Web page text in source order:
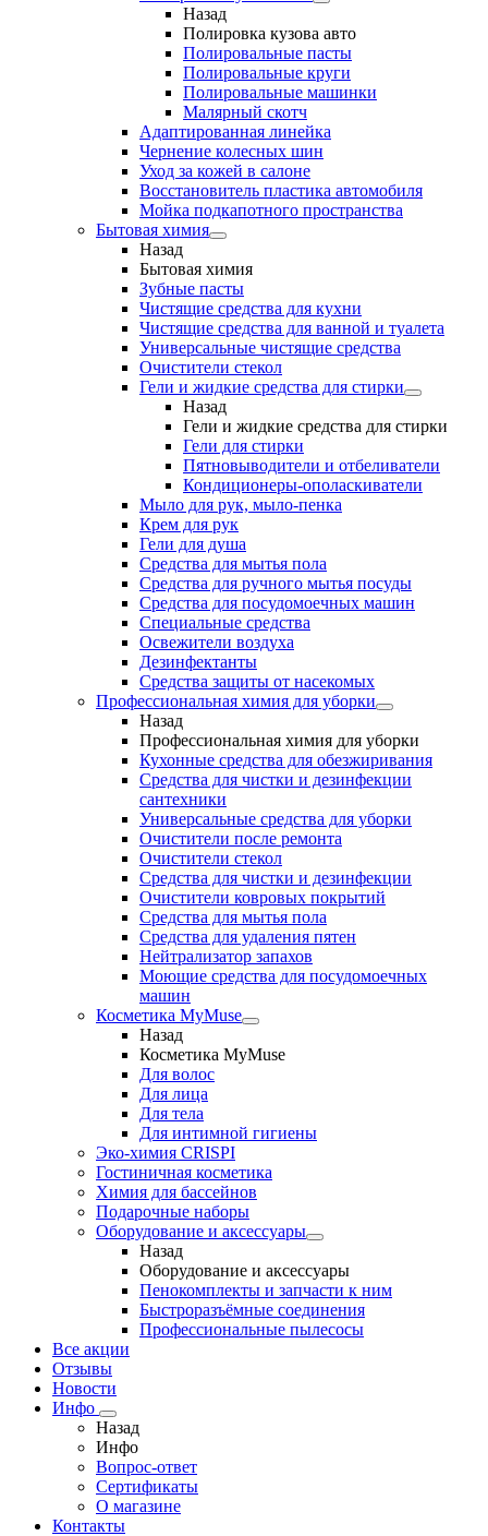
Назад
Полировка кузова авто
Полировальные пасты
Полировальные круги
Полировальные машинки
Малярный cкотч
Адаптированная линейка
Чернение колесных шин
Уход за кожей в салоне
Восстановитель пластика автомобиля
Мойка подкапотного пространства
Бытовая химия
Назад
Бытовая химия
Зубные пасты
Чистящие средства для кухни
Чистящие средства для ванной и туалета
Универсальные чистящие средства
Очистители стекол
Гели и жидкие средства для стирки
Назад
Гели и жидкие средства для стирки
Гели для стирки
Пятновыводители и отбеливатели
Кондиционеры-ополаскиватели
Мыло для рук, мыло-пенка
Крем для рук
Гели для душа
Средства для мытья пола
Средства для ручного мытья посуды
Средства для посудомоечных машин
Специальные средства
Освежители воздуха
Дезинфектанты
Средства защиты от насекомых
Профессиональная химия для уборки
Назад
Профессиональная химия для уборки
Кухонные средства для обезжиривания
Средства для чистки и дезинфекции
сантехники
Универсальные средства для уборки
Очистители после ремонта
Очистители стекол
Средства для чистки и дезинфекции
Очистители ковровых покрытий
Средства для мытья пола
Средства для удаления пятен
Нейтрализатор запахов
Моющие средства для посудомоечных
машин
Косметика MyMuse
Назад
Косметика MyMuse
Для волос
Для лица
Для тела
Для интимной гигиены
Эко-химия CRISPI
Гостиничная косметика
Химия для бассейнов
Подарочные наборы
Оборудование и аксессуары
Назад
Оборудование и аксессуары
Пенокомплекты и запчасти к ним
Быстроразъёмные соединения
Профессиональные пылесосы
Все акции
Отзывы
Новости
Инфо
Назад
Инфо
Вопрос-ответ
Сертификаты
О магазине
Контакты